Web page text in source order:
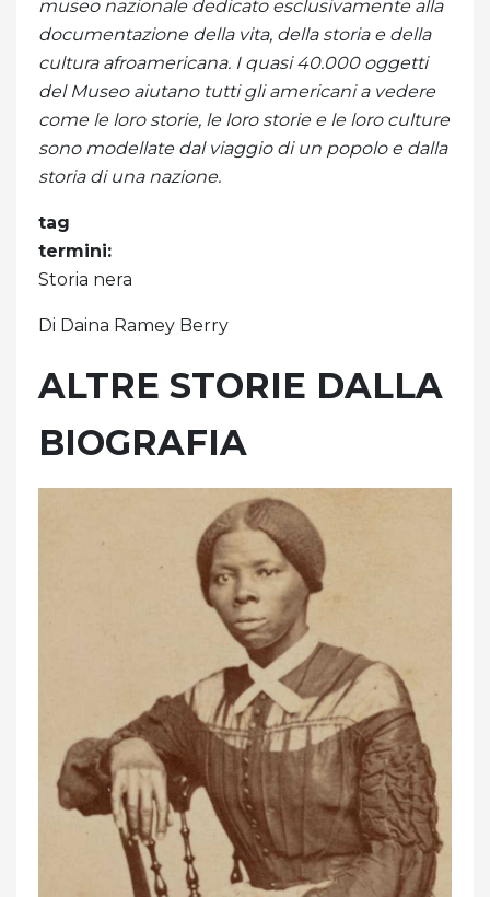
museo nazionale dedicato esclusivamente alla
documentazione della vita, della storia e della
cultura afroamericana. I quasi 40.000 oggetti
del Museo aiutano tutti gli americani a vedere
come le loro storie, le loro storie e le loro culture
sono modellate dal viaggio di un popolo e dalla
storia di una nazione.
tag
termini:
Storia nera
Di Daina Ramey Berry
ALTRE STORIE DALLA
BIOGRAFIA